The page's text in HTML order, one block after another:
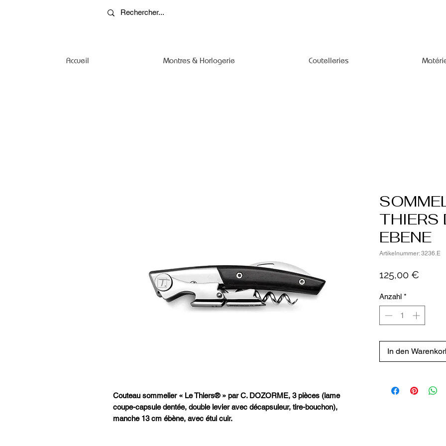
Accueil Montres & Horlogerie Coutelleries
Couteau sommelier « Le Thiers® » par C. DOZORME, 3 pièces (lame
coupe-capsule dentée, double levier avec décapsuleur, tire-bouchon),
manche 13 cm ébène, avec étui cuir.
THIERS
EBENE
Artikelnummer: 3236.E
125,00 €
Anzahl *
In den